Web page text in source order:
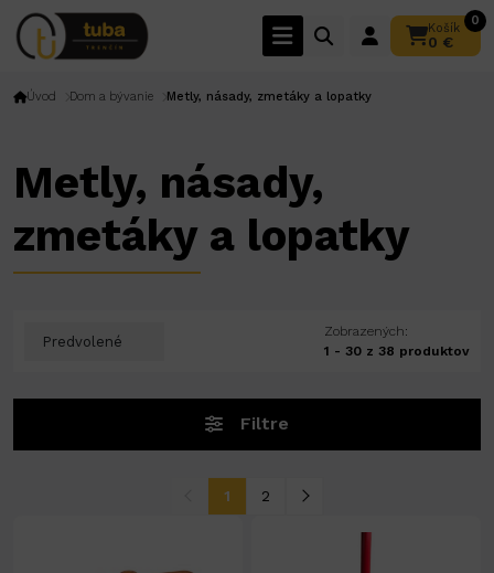
Košík
0
0 €
Úvod Dom a bývanie Metly, násady, zmetáky a lopatky
Metly, násady,
zmetáky a lopatky
Zobrazených:
1 - 30 z 38 produktov
Filtre
1 2